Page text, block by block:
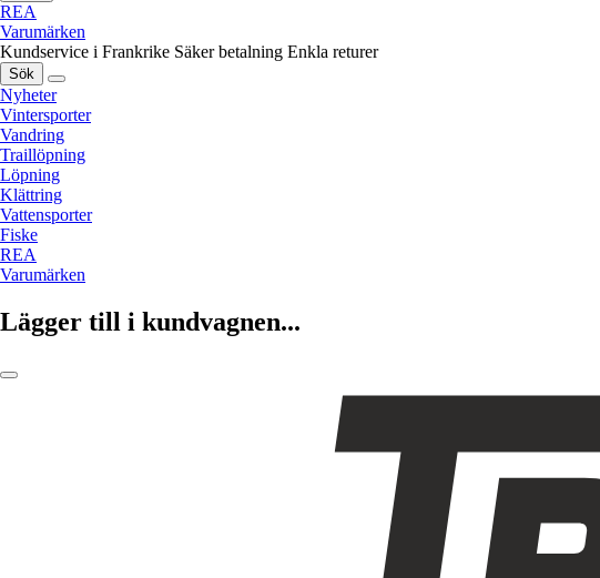
REA
Varumärken
Kundservice i Frankrike Säker betalning Enkla returer
Sök
Nyheter
Vintersporter
Vandring
Traillöpning
Löpning
Klättring
Vattensporter
Fiske
REA
Varumärken
Lägger till i kundvagnen...